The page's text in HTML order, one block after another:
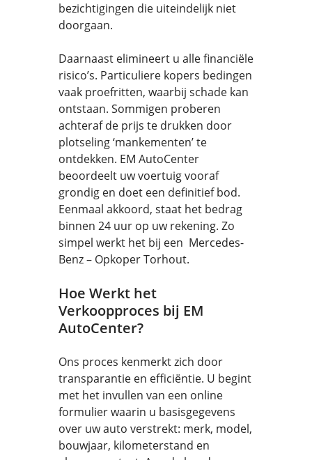
bezichtigingen die uiteindelijk niet
doorgaan.
Daarnaast elimineert u alle financiële
risico’s. Particuliere kopers bedingen
vaak proefritten, waarbij schade kan
ontstaan. Sommigen proberen
achteraf de prijs te drukken door
plotseling ‘mankementen’ te
ontdekken. EM AutoCenter
beoordeelt uw voertuig vooraf
grondig en doet een definitief bod.
Eenmaal akkoord, staat het bedrag
binnen 24 uur op uw rekening. Zo
simpel werkt het bij een Mercedes-
Benz – Opkoper Torhout.
Hoe Werkt het
Verkoopproces bij EM
AutoCenter?
Ons proces kenmerkt zich door
transparantie en efficiëntie. U begint
met het invullen van een online
formulier waarin u basisgegevens
over uw auto verstrekt: merk, model,
bouwjaar, kilometerstand en